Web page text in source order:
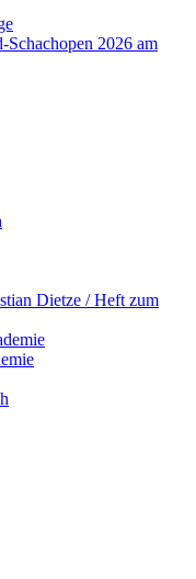
Schachopen 2026 am
Dietze / Heft zum